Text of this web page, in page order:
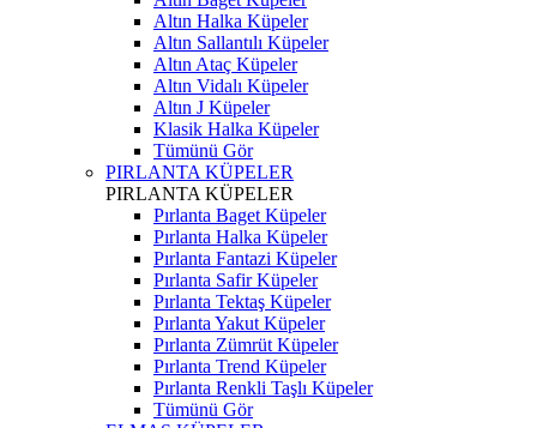
Altın Halka Küpeler
Altın Sallantılı Küpeler
Altın Ataç Küpeler
Altın Vidalı Küpeler
Altın J Küpeler
Klasik Halka Küpeler
Tümünü Gör
PIRLANTA KÜPELER
PIRLANTA KÜPELER
Pırlanta Baget Küpeler
Pırlanta Halka Küpeler
Pırlanta Fantazi Küpeler
Pırlanta Safir Küpeler
Pırlanta Tektaş Küpeler
Pırlanta Yakut Küpeler
Pırlanta Zümrüt Küpeler
Pırlanta Trend Küpeler
Pırlanta Renkli Taşlı Küpeler
Tümünü Gör